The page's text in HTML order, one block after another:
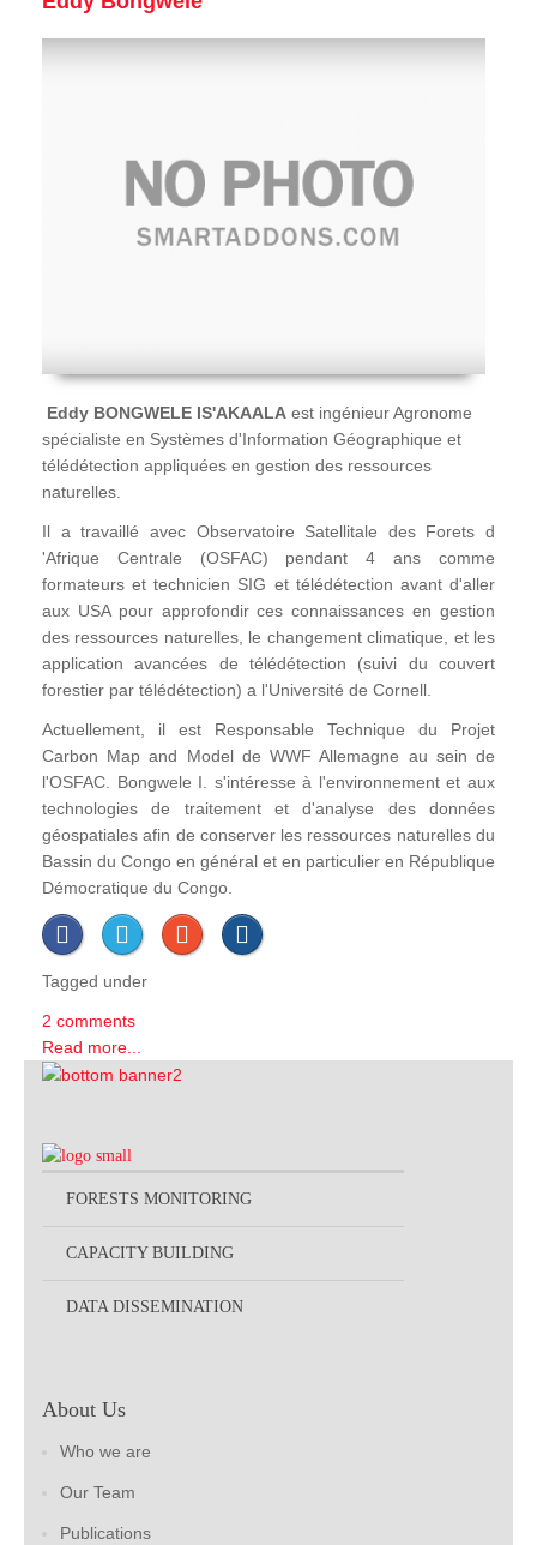
Eddy BONGWELE IS'AKAALA est ingénieur Agronome
spécialiste en Systèmes d'Information Géographique et
télédétection appliquées en gestion des ressources
naturelles.
Il a travaillé avec Observatoire Satellitale des Forets d
'Afrique Centrale (OSFAC) pendant 4 ans comme
formateurs et technicien SIG et télédétection avant d'aller
aux USA pour approfondir ces connaissances en gestion
des ressources naturelles, le changement climatique, et les
application avancées de télédétection (suivi du couvert
forestier par télédétection) a l'Université de Cornell.
Actuellement, il est Responsable Technique du Projet
Carbon Map and Model de WWF Allemagne au sein de
l'OSFAC. Bongwele I. s'intéresse à l'environnement et aux
technologies de traitement et d'analyse des données
géospatiales afin de conserver les ressources naturelles du
Bassin du Congo en général et en particulier en République
Démocratique du Congo.
Tagged under
2 comments
Read more...
FORESTS MONITORING
CAPACITY BUILDING
DATA DISSEMINATION
About Us
Who we are
Our Team
Publications